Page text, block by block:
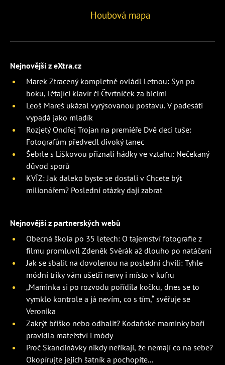
Houbová mapa
Nejnovější z eXtra.cz
Marek Ztracený kompletně ovládl Letnou: Syn po
boku, létající klavír či Čtvrtníček za bicími
Leoš Mareš ukázal vyrýsovanou postavu. V padesáti
vypadá jako mladík
Rozjetý Ondřej Trojan na premiéře Dvě deci tuše:
Fotografům předvedl divoký tanec
Šebrle s Liškovou přiznali hádky ve vztahu: Nečekaný
důvod sporů
KVÍZ: Jak daleko byste se dostali v Chcete být
milionářem? Poslední otázky dají zabrat
Nejnovější z partnerských webů
Obecná škola po 35 letech: O tajemství fotografie z
filmu promluvil Zdeněk Svěrák až dlouho po natáčení
Jak se sbalit na dovolenou na poslední chvíli: Tyhle
módní triky vám ušetří nervy i místo v kufru
„Maminka si po rozvodu pořídila kočku, dnes se to
vymklo kontrole a já nevím, co s tím,“ svěřuje se
Veronika
Zakrýt bříško nebo odhalit? Kodaňské maminky boří
pravidla mateřství i módy
Proč Skandinávky nikdy neříkají, že nemají co na sebe?
Okopírujte jejich šatník a pochopíte...